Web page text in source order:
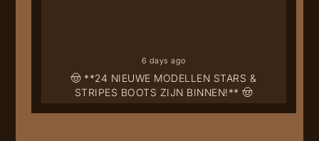
🤠 **24 NIEUWE MODELLEN STARS &
STRIPES BOOTS ZIJN BINNEN!** 🤠
6 days ago